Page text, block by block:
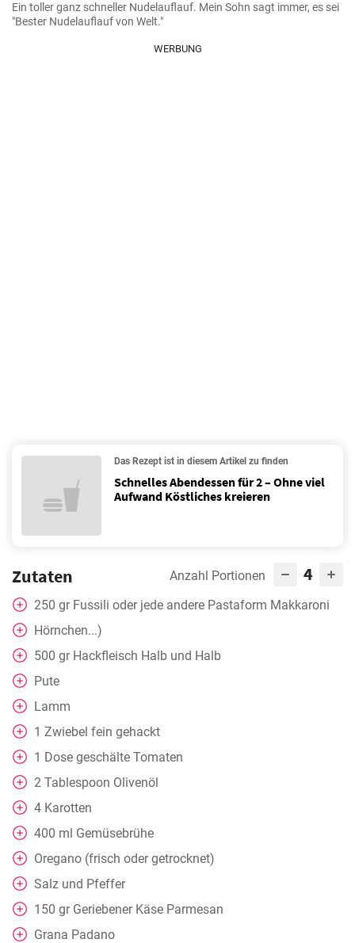
Ein toller ganz schneller Nudelauflauf. Mein Sohn sagt immer, es sei
"Bester Nudelauflauf von Welt."
WERBUNG
Das Rezept ist in diesem Artikel zu finden
Schnelles Abendessen für 2 – Ohne viel
Aufwand Köstliches kreieren
Zutaten Anzahl Portionen 4
250 gr Fussili oder jede andere Pastaform Makkaroni
Hörnchen...)
500 gr Hackfleisch Halb und Halb
Pute
Lamm
1 Zwiebel fein gehackt
1 Dose geschälte Tomaten
2 Tablespoon Olivenöl
4 Karotten
400 ml Gemüsebrühe
Oregano (frisch oder getrocknet)
Salz und Pfeffer
150 gr Geriebener Käse Parmesan
Grana Padano